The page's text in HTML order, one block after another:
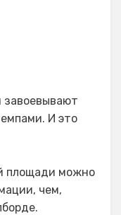
завоевывают
И это
площади можно
чем,